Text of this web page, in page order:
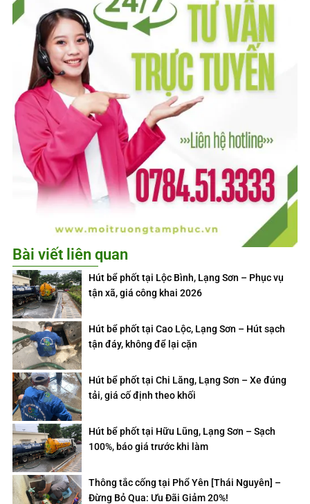
Bài viết liên quan
Hút bể phốt tại Lộc Bình, Lạng Sơn – Phục vụ
tận xã, giá công khai 2026
Hút bể phốt tại Cao Lộc, Lạng Sơn – Hút sạch
tận đáy, không để lại cặn
Hút bể phốt tại Chi Lăng, Lạng Sơn – Xe đúng
tải, giá cố định theo khối
Hút bể phốt tại Hữu Lũng, Lạng Sơn – Sạch
100%, báo giá trước khi làm
Thông tắc cống tại Phổ Yên [Thái Nguyên] –
Đừng Bỏ Qua: Ưu Đãi Giảm 20%!